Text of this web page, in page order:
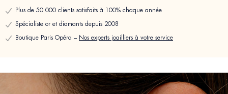
Plus de 50 000 clients satisfaits à 100% chaque année
Spécialiste or et diamants depuis 2008
Boutique Paris Opéra – Nos experts joailliers à votre service